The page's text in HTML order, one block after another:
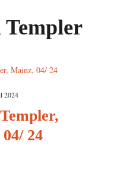
Templer
2024
24